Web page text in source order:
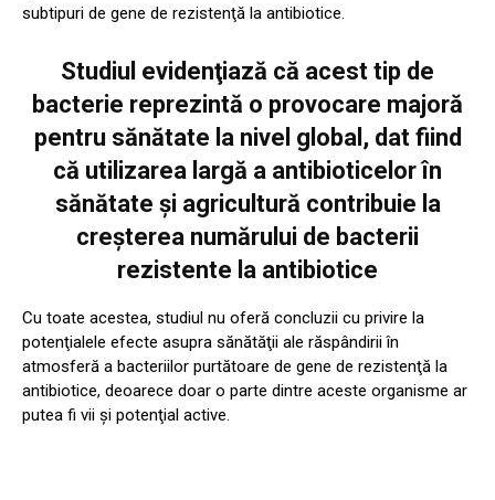
subtipuri de gene de rezistenţă la antibiotice.
Studiul evidenţiază că acest tip de
bacterie reprezintă o provocare majoră
pentru sănătate la nivel global, dat fiind
că utilizarea largă a antibioticelor în
sănătate şi agricultură contribuie la
creşterea numărului de bacterii
rezistente la antibiotice
Cu toate acestea, studiul nu oferă concluzii cu privire la
potenţialele efecte asupra sănătăţii ale răspândirii în
atmosferă a bacteriilor purtătoare de gene de rezistenţă la
antibiotice, deoarece doar o parte dintre aceste organisme ar
putea fi vii şi potenţial active.